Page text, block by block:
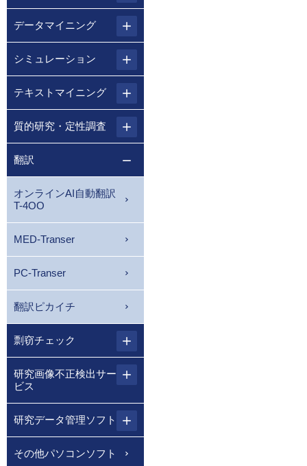
データマイニング
シミュレーション
テキストマイニング
質的研究・定性調査
翻訳
オンラインAI自動翻訳
T-4OO
MED-Transer
PC-Transer
翻訳ピカイチ
剽窃チェック
研究画像不正検出サー
ビス
研究データ管理ソフト
その他パソコンソフト